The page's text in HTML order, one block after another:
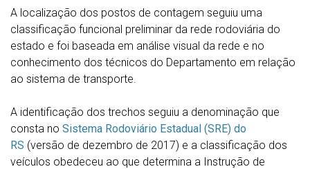
A localização dos postos de contagem seguiu uma
classificação funcional preliminar da rede rodoviária do
estado e foi baseada em análise visual da rede e no
conhecimento dos técnicos do Departamento em relação
ao sistema de transporte.
A identificação dos trechos seguiu a denominação que
consta no Sistema Rodoviário Estadual (SRE) do
RS (versão de dezembro de 2017) e a classificação dos
veículos obedeceu ao que determina a Instrução de